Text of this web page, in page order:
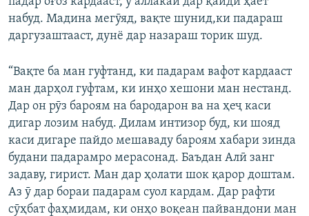
набуд. Мадина мегӯяд, вақте шунид,ки падараш
даргузаштааст, дунё дар назараш торик шуд.
“Вақте ба ман гуфтанд, ки падарам вафот кардааст
ман дарҳол гуфтам, ки инҳо хешони ман нестанд.
Дар он рӯз бароям на бародарон ва на ҳеҷ каси
дигар лозим набуд. Дилам интизор буд, ки шояд
каси дигаре пайдо мешаваду бароям хабари зинда
будани падарамро мерасонад. Баъдан Алӣ занг
задаву, гирист. Ман дар ҳолати шок қарор доштам.
Аз ӯ дар бораи падарам суол кардам. Дар рафти
сӯҳбат фаҳмидам, ки онҳо воқеан пайвандони ман